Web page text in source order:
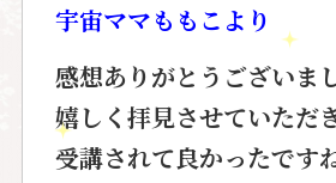
宇宙ママももこより
感想ありがとうございま
嬉しく拝見させていただ
受講されて良かったですね